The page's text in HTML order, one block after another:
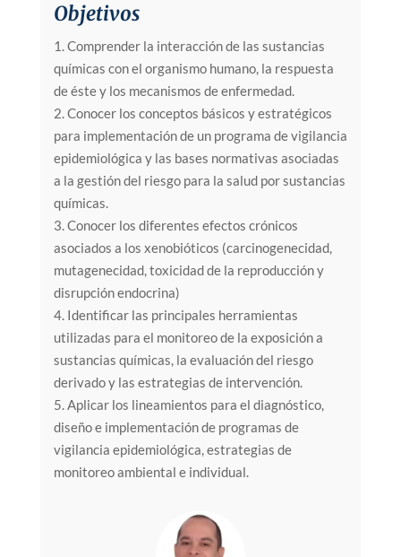
Objetivos
1. Comprender la interacción de las sustancias
químicas con el organismo humano, la respuesta
de éste y los mecanismos de enfermedad.
2. Conocer los conceptos básicos y estratégicos
para implementación de un programa de vigilancia
epidemiológica y las bases normativas asociadas
a la gestión del riesgo para la salud por sustancias
químicas.
3. Conocer los diferentes efectos crónicos
asociados a los xenobióticos (carcinogenecidad,
mutagenecidad, toxicidad de la reproducción y
disrupción endocrina)
4. Identificar las principales herramientas
utilizadas para el monitoreo de la exposición a
sustancias químicas, la evaluación del riesgo
derivado y las estrategias de intervención.
5. Aplicar los lineamientos para el diagnóstico,
diseño e implementación de programas de
vigilancia epidemiológica, estrategias de
monitoreo ambiental e individual.